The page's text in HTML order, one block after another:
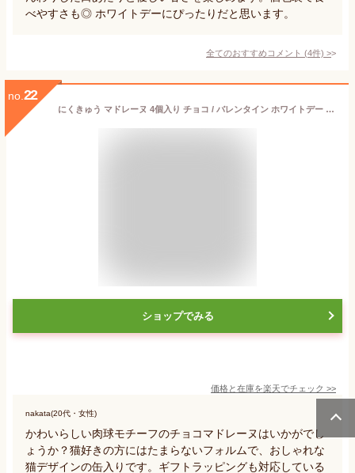
べやすさも◎ ホワイトデーにぴったりだと思います。
全てのおすすめコメント (4件) >
no. 22
にくきゅう マドレーヌ 4個入り チョコ / バレンタイン ホワイトデー おしゃれ 可愛い 猫スイーツ 猫缶 入り 常温 焼き菓子 京都 スイーツ チョコレート 猫 肉球 マドレーヌ ママ友 誕生日 結婚 お返し お菓子 ねこ ギフト ねこ缶
ショップでみる
価格と在庫を楽天でチェック >>
nakata(20代・女性)
かわいらしい肉球モチーフのチョコマドレーヌはいかがでし
ょうか？猫好きの方にはたまらないフォルムで、おしゃれな
猫デザインの缶入りです。ギフトラッピングも対応している